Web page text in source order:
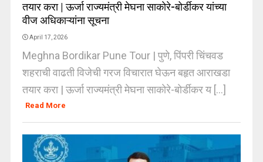
तयार करा | ऊर्जा राज्यमंत्री मेघना साकाेरे-बोर्डीकर यांच्या
वीज अधिकाऱ्यांना सूचना
April 17, 2026
Meghna Bordikar Pune Tour | पुणे, पिंपरी चिंचवड
शहराची वाढती विजेची गरज विचारात घेऊन बहृत आराखडा
तयार करा | ऊर्जा राज्यमंत्री मेघना साकाेरे-बोर्डीकर य [...]
Read More